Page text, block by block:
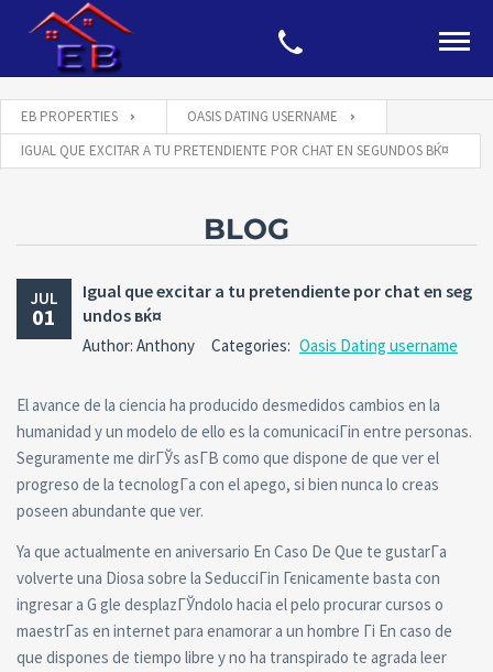
EB PROPERTIES
OASIS DATING USERNAME
IGUAL QUE EXCITAR A TU PRETENDIENTE POR CHAT EN SEGUNDOS ВЌ¤
BLOG
JUL
01
Igual que excitar a tu pretendiente por chat en seg
undos вќ¤
Author: Anthony Categories: Oasis Dating username
El avance de la ciencia ha producido desmedidos cambios en la
humanidad y un modelo de ello es la comunicaciГіn entre personas.
Seguramente me dirГЎs asГ­В­ como que dispone de que ver el
progreso de la tecnologГ­a con el apego, si bien nunca lo creas
poseen abundante que ver.
Ya que actualmente en aniversario En Caso De Que te gustarГ­a
volverte una Diosa sobre la SeducciГіn Гєnicamente basta con
ingresar a G gle desplazГЎndolo hacia el pelo procurar cursos o
maestrГ­as en internet para enamorar a un hombre Гі En caso de
que dispones de tiempo libre y no ha transpirado te agrada leer